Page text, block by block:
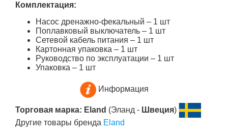
Комплектация:
Насос дренажно-фекальный – 1 шт
Поплавковый выключатель – 1 шт
Сетевой кабель питания – 1 шт
Картонная упаковка – 1 шт
Руководство по эксплуатации – 1 шт
Упаковка – 1 шт
Информация
Торговая марка: Eland (Эланд - Швеция)
Другие товары бренда Eland